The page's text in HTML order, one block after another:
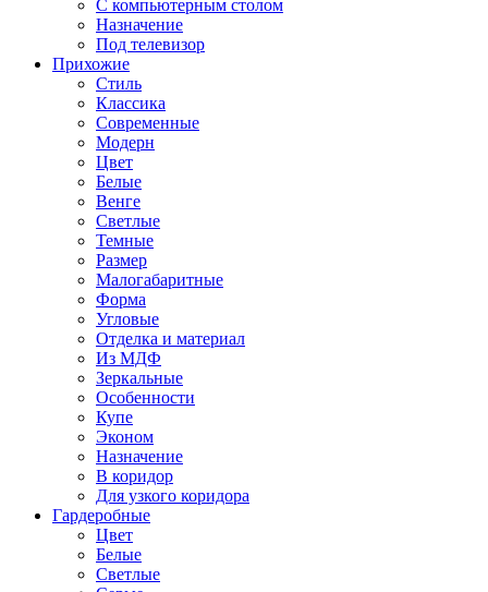
С компьютерным столом
Назначение
Под телевизор
Прихожие
Стиль
Классика
Современные
Модерн
Цвет
Белые
Венге
Светлые
Темные
Размер
Малогабаритные
Форма
Угловые
Отделка и материал
Из МДФ
Зеркальные
Особенности
Купе
Эконом
Назначение
В коридор
Для узкого коридора
Гардеробные
Цвет
Белые
Светлые